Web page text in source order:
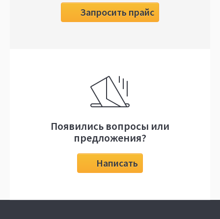
Запросить прайс
Появились вопросы или
предложения?
Написать